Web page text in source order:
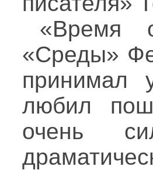
«Время
«Среды»
принимал
любил
очень